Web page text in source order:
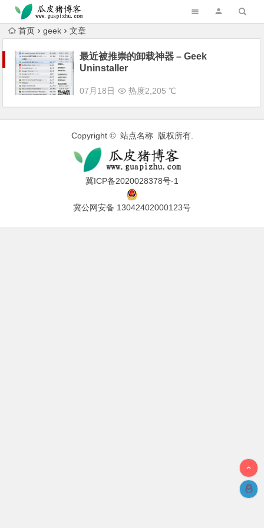
跳转到主内容
首页 geek 文章
最近被推崇的卸载神器 – Geek
Uninstaller
07月18日 热度2,205 ℃
Copyright © 站点名称 版权所有.
冀ICP备2020028378号-1
冀公网安备 13042402000123号